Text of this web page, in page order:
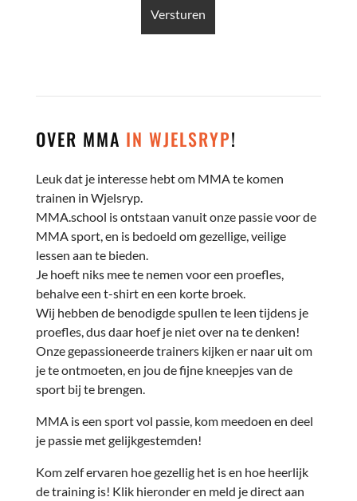
OVER MMA IN WJELSRYP!
Leuk dat je interesse hebt om MMA te komen
trainen in Wjelsryp.
MMA.school is ontstaan vanuit onze passie voor de
MMA sport, en is bedoeld om gezellige, veilige
lessen aan te bieden.
Je hoeft niks mee te nemen voor een proefles,
behalve een t-shirt en een korte broek.
Wij hebben de benodigde spullen te leen tijdens je
proefles, dus daar hoef je niet over na te denken!
Onze gepassioneerde trainers kijken er naar uit om
je te ontmoeten, en jou de fijne kneepjes van de
sport bij te brengen.
MMA is een sport vol passie, kom meedoen en deel
je passie met gelijkgestemden!
Kom zelf ervaren hoe gezellig het is en hoe heerlijk
de training is! Klik hieronder en meld je direct aan